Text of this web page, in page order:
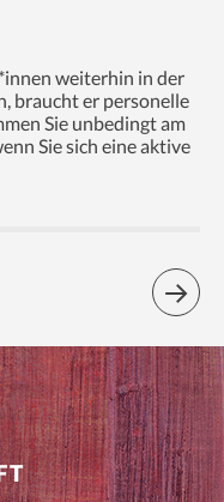
weiterhin in der
braucht er personelle
Sie unbedingt am
Sie sich eine aktive